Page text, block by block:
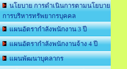
นโยบาย การดำเนินการตามนโยบาย
การบริหารทรัพยากรบุคคล
แผนอัตรากำลังพนักงาน 3 ปี
แผนอัตรากำลังพนักงานจ้าง 4 ปี
แผนพัฒนาบุคลากร